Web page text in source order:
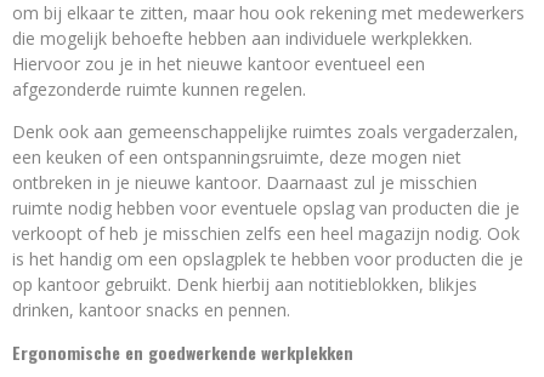
om bij elkaar te zitten, maar hou ook rekening met medewerkers
die mogelijk behoefte hebben aan individuele werkplekken.
Hiervoor zou je in het nieuwe kantoor eventueel een
afgezonderde ruimte kunnen regelen.
Denk ook aan gemeenschappelijke ruimtes zoals vergaderzalen,
een keuken of een ontspanningsruimte, deze mogen niet
ontbreken in je nieuwe kantoor. Daarnaast zul je misschien
ruimte nodig hebben voor eventuele opslag van producten die je
verkoopt of heb je misschien zelfs een heel magazijn nodig. Ook
is het handig om een opslagplek te hebben voor producten die je
op kantoor gebruikt. Denk hierbij aan notitieblokken, blikjes
drinken, kantoor snacks en pennen.
Ergonomische en goedwerkende werkplekken